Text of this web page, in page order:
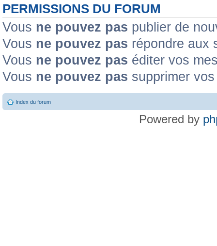
PERMISSIONS DU FORUM
Vous ne pouvez pas publier de
Vous ne pouvez pas répondre aux
Vous ne pouvez pas éditer vos
Vous ne pouvez pas supprimer
Index du forum
Powered by